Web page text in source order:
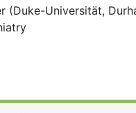
(Duke-Universität,